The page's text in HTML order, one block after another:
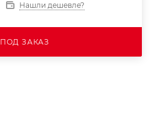
Нашли дешевле?
ПОД ЗАКАЗ